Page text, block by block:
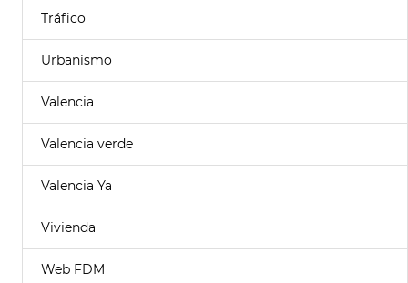
Tráfico
Urbanismo
Valencia
Valencia verde
Valencia Ya
Vivienda
Web FDM